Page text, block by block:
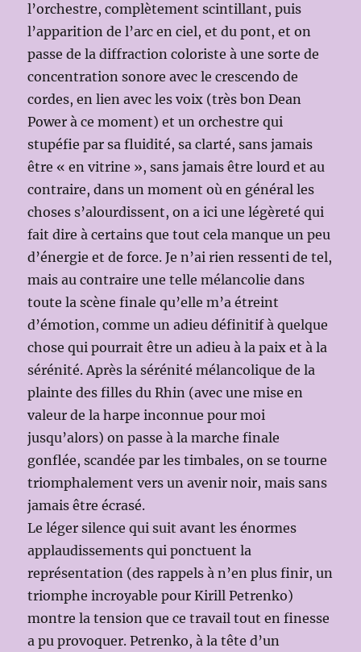
l’orchestre, complètement scintillant, puis
l’apparition de l’arc en ciel, et du pont, et on
passe de la diffraction coloriste à une sorte de
concentration sonore avec le crescendo de
cordes, en lien avec les voix (très bon Dean
Power à ce moment) et un orchestre qui
stupéfie par sa fluidité, sa clarté, sans jamais
être « en vitrine », sans jamais être lourd et au
contraire, dans un moment où en général les
choses s’alourdissent, on a ici une légèreté qui
fait dire à certains que tout cela manque un peu
d’énergie et de force. Je n’ai rien ressenti de tel,
mais au contraire une telle mélancolie dans
toute la scène finale qu’elle m’a étreint
d’émotion, comme un adieu définitif à quelque
chose qui pourrait être un adieu à la paix et à la
sérénité. Après la sérénité mélancolique de la
plainte des filles du Rhin (avec une mise en
valeur de la harpe inconnue pour moi
jusqu’alors) on passe à la marche finale
gonflée, scandée par les timbales, on se tourne
triomphalement vers un avenir noir, mais sans
jamais être écrasé.
Le léger silence qui suit avant les énormes
applaudissements qui ponctuent la
représentation (des rappels à n’en plus finir, un
triomphe incroyable pour Kirill Petrenko)
montre la tension que ce travail tout en finesse
a pu provoquer. Petrenko, à la tête d’un